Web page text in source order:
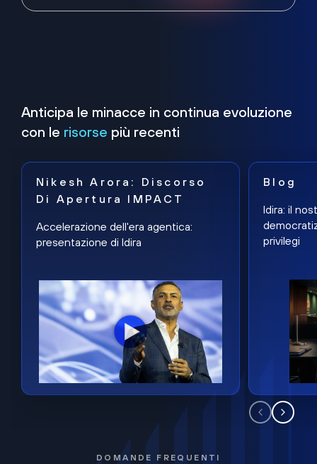
Anticipa le minacce in continua evoluzione
con le risorse più recenti
Nikesh Arora: Discorso
Di Apertura IMPACT
Accelerazione dell'era agentica:
presentazione di Idira
Blog
Idira: il
privilegi
DOMANDE FREQUENTI